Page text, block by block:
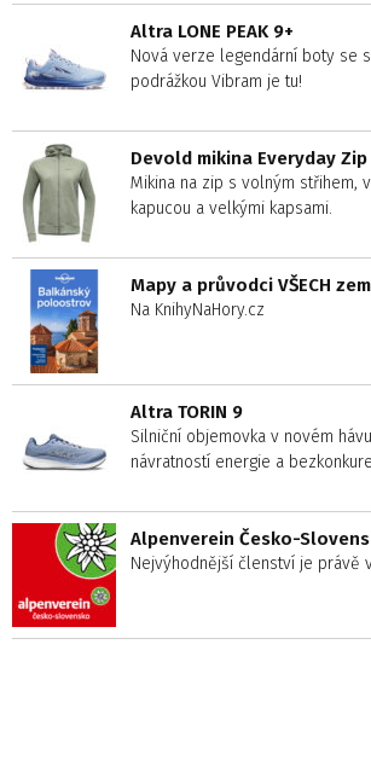
Altra LONE PEAK 9+
Nová verze legendární boty se
podrážkou Vibram je tu!
Devold mikina Everyday
Mikina na zip s volným střihem,
kapucou a velkými kapsami.
Mapy a průvodci VŠECH
Na KnihyNaHory.cz
Altra TORIN 9
Silniční objemovka v novém
návratností energie a
Alpenverein Česko-
Nejvýhodnější členství je právě